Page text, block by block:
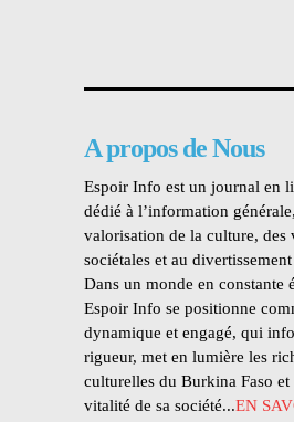
A propos de Nous
Espoir Info est un journal en
dédié à l’information
valorisation de la culture, des
sociétales et au
Dans un monde en constante
Espoir Info se positionne
dynamique et engagé, qui
rigueur, met en lumière les
culturelles du Burkina Faso et
vitalité de sa société...EN